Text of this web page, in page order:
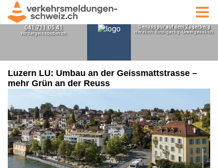
Luzern LU: Umbau an der Geissmattstrasse –
mehr Grün an der Reuss